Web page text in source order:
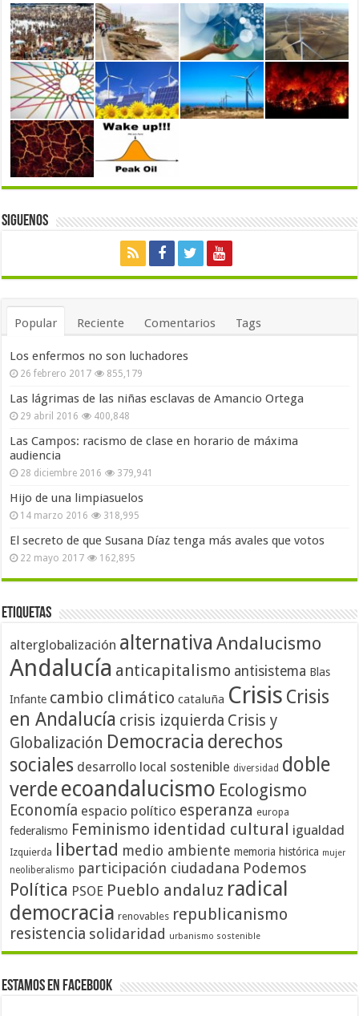
Siguenos
Popular Reciente Comentarios Tags
Los enfermos no son luchadores
26 febrero 2017 855,179
Las lágrimas de las niñas esclavas de Amancio Ortega
29 abril 2016 400,848
Las Campos: racismo de clase en horario de máxima
audiencia
28 diciembre 2016 379,941
Hijo de una limpiasuelos
14 marzo 2016 318,995
El secreto de que Susana Díaz tenga más avales que votos
22 mayo 2017 162,895
Etiquetas
alterglobalización alternativa Andalucismo
Andalucía anticapitalismo antisistema Blas
Infante cambio climático cataluña Crisis Crisis
en Andalucía crisis izquierda Crisis y
Globalización Democracia derechos
sociales desarrollo local sostenible diversidad doble
verdeecoandalucismo Ecologismo
Economía espacio político esperanza europa
federalismo Feminismo identidad cultural igualdad
Izquierda libertad medio ambiente memoria histórica mujer
neoliberalismo participación ciudadana Podemos
Política PSOE Pueblo andaluz radical
democracia renovables republicanismo
resistencia solidaridad urbanismo sostenible
Estamos en Facebook